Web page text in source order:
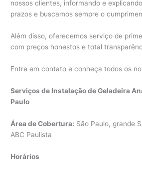
nossos clientes, informando e
prazos e buscamos sempre o
Além disso, oferecemos serviço de
com preços honestos e total
Entre em contato e conheça todos os
Serviços de Instalação de Geladeira
Paulo
Área de Cobertura: São Paulo, grande
ABC Paulista
Horários